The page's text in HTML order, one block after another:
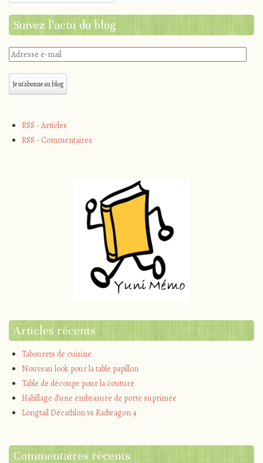
Suivez l'actu du blog
Adresse
mail
Je m'abonne au blog
RSS - Articles
RSS - Commentaires
Articles récents
Tabourets de cuisine
Nouveau look pour la table papillon
Table de découpe pour la couture
Habillage d’une embrasure de porte suprimée
Longtail Décathlon vs Radwagon 4
Commentaires récents